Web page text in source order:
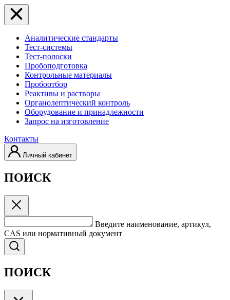
Аналитические стандарты
Тест-системы
Тест-полоски
Пробоподготовка
Контрольные материалы
Пробоотбор
Реактивы и растворы
Органолептический контроль
Оборудование и принадлежности
Запрос на изготовление
Контакты
Личный кабинет
ПОИСК
Введите наименование, артикул,
CAS или нормативный документ
ПОИСК